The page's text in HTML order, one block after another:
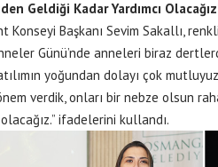
Geldiği Kadar Yardımcı
Konseyi Başkanı Sevim Sakallı,
Günü’nde anneleri biraz
yoğundan dolayı çok
verdik, onları bir nebze olsun
ifadelerini kullandı.